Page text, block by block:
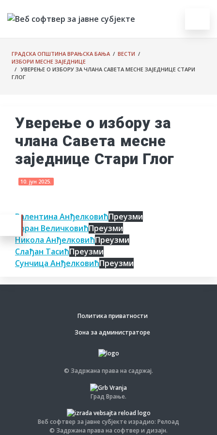
ГРАДСКА ОПШТИНА ВРАЊСКА БАЊА / ВЕСТИ /
ИЗБОРИ МЕСНЕ ЗАЈЕДНИЦЕ
/ УВЕРЕЊЕ О ИЗБОРУ ЗА ЧЛАНА САВЕТА МЕСНЕ ЗАЈЕДНИЦЕ СТАРИ
ГЛОГ
Уверење о избору за
члана Савета месне
заједнице Стари Глог
10. јун 2025.
Валентина АнђелковићПреузми
Зоран ВеличковићПреузми
Никола АнђелковићПреузми
Слађан ТасићПреузми
Сунчица АнђелковићПреузми
Политика приватности
Зона за администраторе
© Задржана права на садржај.
Град Врање.
Веб софтвер за јавне субјекте израдио: Релоад
© Задржана права на софтвер и дизајн.